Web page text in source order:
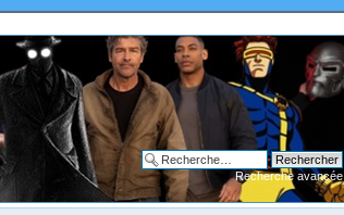
Recherche avancée